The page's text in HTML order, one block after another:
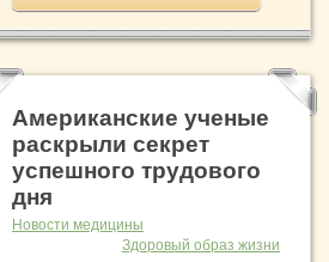
Американские ученые
раскрыли секрет
успешного трудового
дня
Новости медицины
Здоровый образ жизни